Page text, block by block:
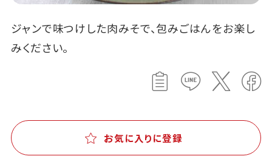
ジャンで味つけした肉みそで、包みごはんをお楽し
みください。
お気に入りに登録